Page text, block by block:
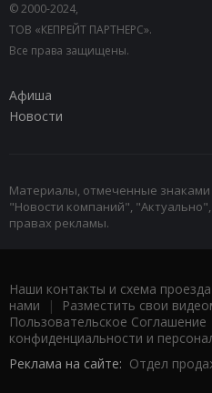
© 2000-2024,
ТОВ «КЕПРЕЙТ ПАРТНЕРС».
Все права защищены.
Афиша
Новости
Материалы, отмеченные
"Новости компаний",
правах рекламы.
Наши контакты и схема проезда
нами | Разместить свои
Пользовательское Соглашение
конфиденциальности и
Реклама на сайте: Отдел